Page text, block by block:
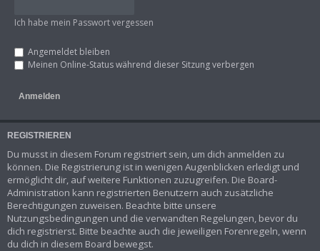
Ich habe mein Passwort vergessen
Angemeldet bleiben
Meinen Online-Status während dieser Sitzung verbergen
REGISTRIEREN
Du musst in diesem Forum registriert sein, um dich anmelden zu
können. Die Registrierung ist in wenigen Augenblicken erledigt und
ermöglicht dir, auf weitere Funktionen zuzugreifen. Die Board-
Administration kann registrierten Benutzern auch zusätzliche
Berechtigungen zuweisen. Beachte bitte unsere
Nutzungsbedingungen und die verwandten Regelungen, bevor du
dich registrierst. Bitte beachte auch die jeweiligen Forenregeln, wenn
du dich in diesem Board bewegst.